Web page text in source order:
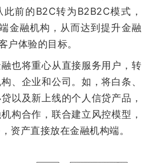
此前的B2C转为B2B2C模式，
金融机构，从而达到提升金融
户体验的目标。
也将重心从直接服务用户，转
、企业和公司。如，将白条、
以及新上线的个人信贷产品，
构合作，联合建立风控模型，
资产直接放在金融机构端。